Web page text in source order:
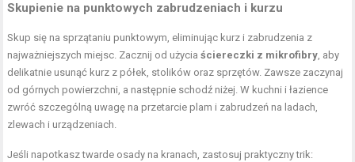
Skupienie na punktowych zabrudzeniach i kurzu
Skup się na sprzątaniu punktowym, eliminując kurz i zabrudzenia z
najważniejszych miejsc. Zacznij od użyciaściereczki z mikrofibry, aby
delikatnie usunąć kurz z półek, stolików oraz sprzętów. Zawsze zaczynaj
od górnych powierzchni, a następnie schodź niżej. W kuchni i łazience
zwróć szczególną uwagę na przetarcie plam i zabrudzeń na ladach,
zlewach i urządzeniach.
Jeśli napotkasz twarde osady na kranach, zastosuj praktyczny trik: